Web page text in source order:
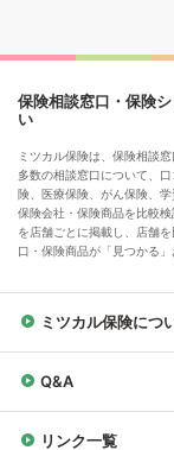
保険相談窓口・保険
い
ミツカル保険は、保険相談
多数の相談窓口について、
険、医療保険、がん保険、
保険会社・保険商品を比較
を店舗ごとに掲載し、店舗
口・保険商品が「見つかる」
ミツカル保険につ
Q&A
リンク一覧